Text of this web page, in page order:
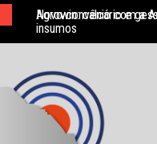
Agrowin: calcário e
insumos
Novo convênio com a